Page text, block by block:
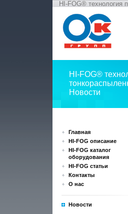
HI-FOG® технология
HI-FOG®
Новости
Главная
HI-FOG описание
HI-FOG каталог
оборудования
HI-FOG статьи
Контакты
О нас
Новости